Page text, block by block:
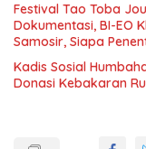
Festival Tao Toba
Dokumentasi, BI-EO
Samosir, Siapa
Kadis Sosial
Donasi Kebakaran